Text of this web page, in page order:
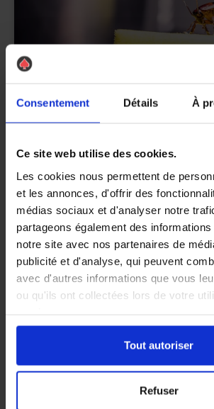
Consentement Détails À
Ce site web utilise des cookies.
Les cookies nous permettent de
et les annonces, d'offrir des
médias sociaux et d'analyser notre
partageons également des
notre site avec nos partenaires de
publicité et d'analyse, qui peuvent
avec d'autres informations que vous
ou qu'ils ont collectées lors de votre
Tout autoriser
Refuser
Cafards ou blattes : qu’est-ce
dans un logement ?